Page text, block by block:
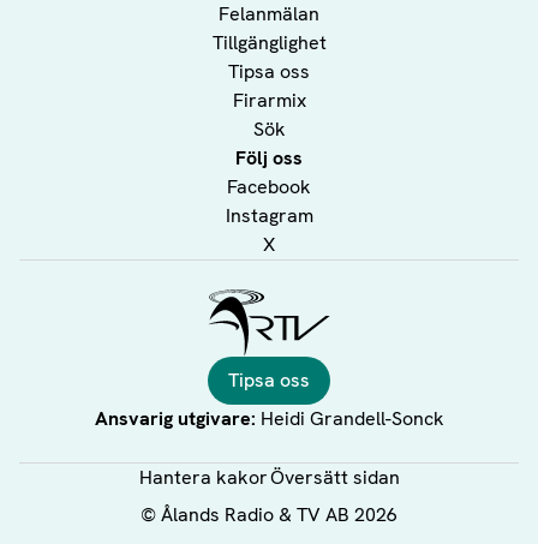
Felanmälan
Tillgänglighet
Tipsa oss
Firarmix
Sök
Följ oss
Facebook
Instagram
X
Tipsa oss
Ansvarig utgivare: Heidi Grandell-Sonck
Hantera kakorÖversätt sidan
©Ålands Radio & TV AB 2026